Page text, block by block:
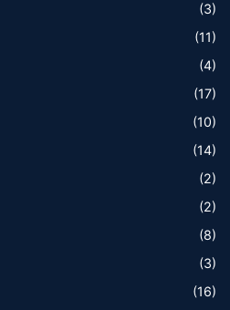
(3)
(11)
(4)
(17)
(10)
(14)
(2)
(2)
(8)
(3)
(16)